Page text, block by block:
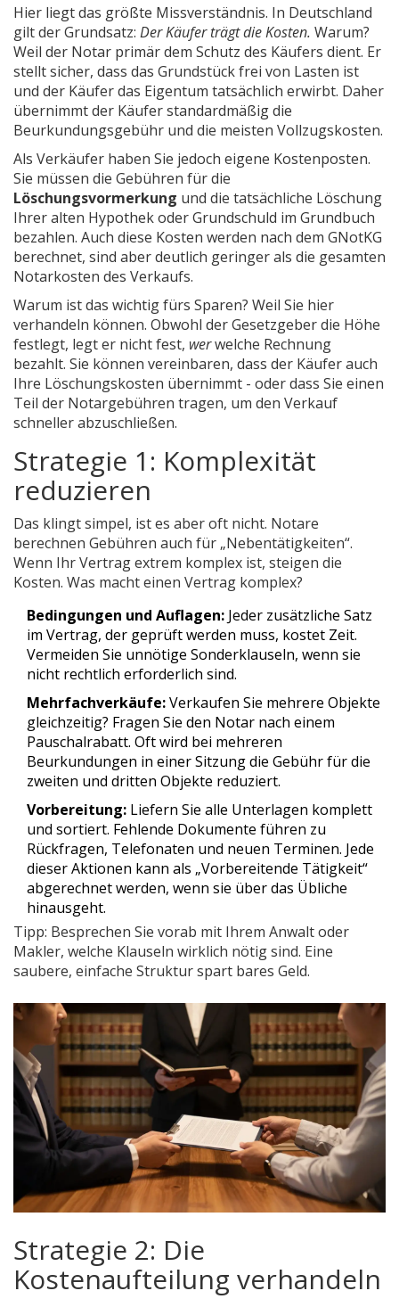
Hier liegt das größte Missverständnis. In Deutschland
gilt der Grundsatz: Der Käufer trägt die Kosten. Warum?
Weil der Notar primär dem Schutz des Käufers dient. Er
stellt sicher, dass das Grundstück frei von Lasten ist
und der Käufer das Eigentum tatsächlich erwirbt. Daher
übernimmt der Käufer standardmäßig die
Beurkundungsgebühr und die meisten Vollzugskosten.
Als Verkäufer haben Sie jedoch eigene Kostenposten.
Sie müssen die Gebühren für die
Löschungsvormerkung und die tatsächliche Löschung
Ihrer alten Hypothek oder Grundschuld im Grundbuch
bezahlen. Auch diese Kosten werden nach dem GNotKG
berechnet, sind aber deutlich geringer als die gesamten
Notarkosten des Verkaufs.
Warum ist das wichtig fürs Sparen? Weil Sie hier
verhandeln können. Obwohl der Gesetzgeber die Höhe
festlegt, legt er nicht fest, werwelche Rechnung
bezahlt. Sie können vereinbaren, dass der Käufer auch
Ihre Löschungskosten übernimmt - oder dass Sie einen
Teil der Notargebühren tragen, um den Verkauf
schneller abzuschließen.
Strategie 1: Komplexität
reduzieren
Das klingt simpel, ist es aber oft nicht. Notare
berechnen Gebühren auch für „Nebentätigkeiten“.
Wenn Ihr Vertrag extrem komplex ist, steigen die
Kosten. Was macht einen Vertrag komplex?
Bedingungen und Auflagen: Jeder zusätzliche Satz
im Vertrag, der geprüft werden muss, kostet Zeit.
Vermeiden Sie unnötige Sonderklauseln, wenn sie
nicht rechtlich erforderlich sind.
Mehrfachverkäufe:Verkaufen Sie mehrere Objekte
gleichzeitig? Fragen Sie den Notar nach einem
Pauschalrabatt. Oft wird bei mehreren
Beurkundungen in einer Sitzung die Gebühr für die
zweiten und dritten Objekte reduziert.
Vorbereitung: Liefern Sie alle Unterlagen komplett
und sortiert. Fehlende Dokumente führen zu
Rückfragen, Telefonaten und neuen Terminen. Jede
dieser Aktionen kann als „Vorbereitende Tätigkeit“
abgerechnet werden, wenn sie über das Übliche
hinausgeht.
Tipp: Besprechen Sie vorab mit Ihrem Anwalt oder
Makler, welche Klauseln wirklich nötig sind. Eine
saubere, einfache Struktur spart bares Geld.
Strategie 2: Die
Kostenaufteilung verhandeln